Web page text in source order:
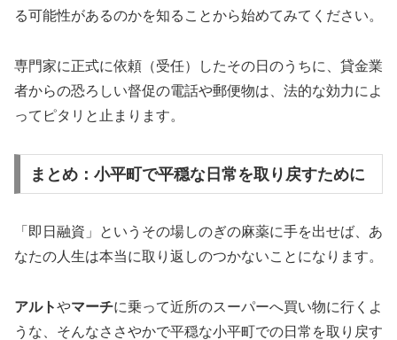
る可能性があるのかを知ることから始めてみてください。
専門家に正式に依頼（受任）したその日のうちに、貸金業
者からの恐ろしい督促の電話や郵便物は、法的な効力によ
ってピタリと止まります。
まとめ：小平町で平穏な日常を取り戻すために
「即日融資」というその場しのぎの麻薬に手を出せば、あ
なたの人生は本当に取り返しのつかないことになります。
アルトやマーチに乗って近所のスーパーへ買い物に行くよ
うな、そんなささやかで平穏な小平町での日常を取り戻す